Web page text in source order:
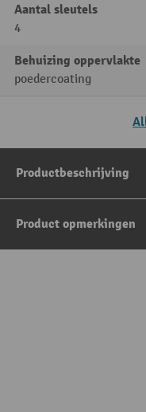
Aantal sleutels
4
Behuizing oppervlakte
poedercoating
Productbeschrijving
Product opmerkingen